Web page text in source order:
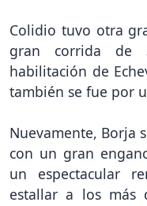
Colidio tuvo otra
gran corrida de
habilitación de
también se fue por
Nuevamente, Borja
con un gran
un espectacular
estallar a los más